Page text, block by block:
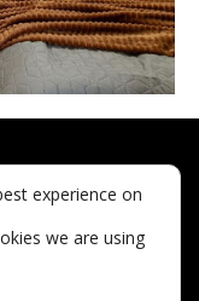
experience on
we are using